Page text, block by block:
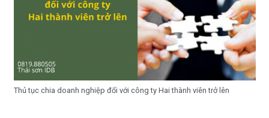
Thủ tục chia doanh nghiệp đối với công ty Hai thành viên trở lên